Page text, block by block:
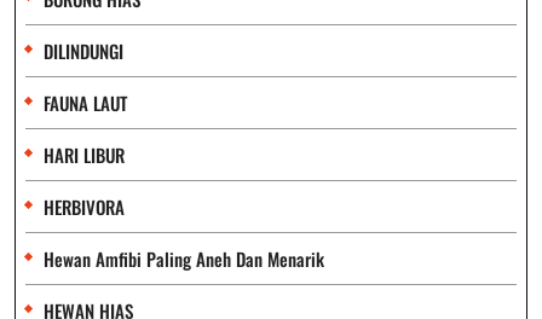
DILINDUNGI
FAUNA LAUT
HARI LIBUR
HERBIVORA
Hewan Amfibi Paling Aneh Dan Menarik
HEWAN HIAS